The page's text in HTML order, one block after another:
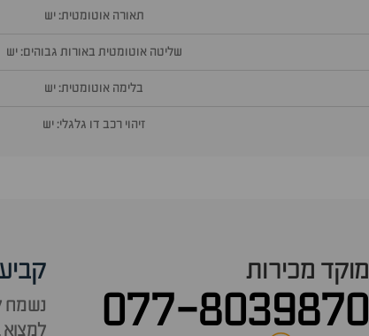
תאורה אוטומטית: יש
שליטה אוטומטית באורות גבוהים: יש
בלימה אוטומטית: יש
זיהוי רכב דו גלגלי: יש
מוקד מכירות
077-8039870
נשמח